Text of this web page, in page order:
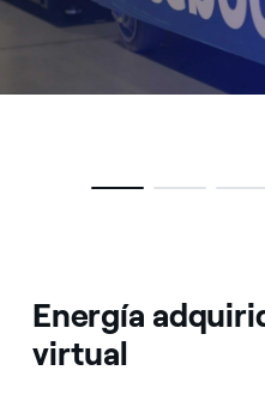
Energía
virtual